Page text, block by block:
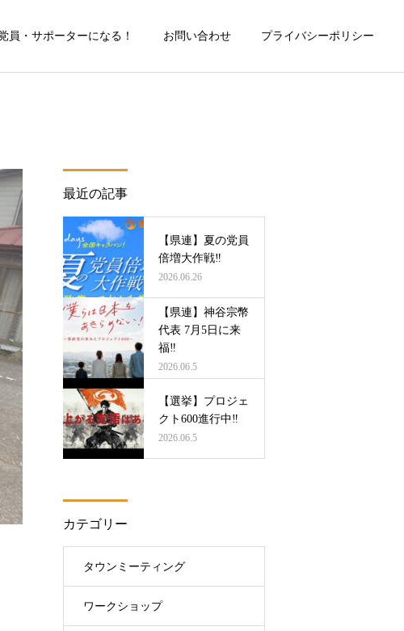
員・サポーターになる！ お問い合わせ プライバシーポリシー
【選挙】坂本かずひろ候補
当選‼
最近の記事
【県連】夏の党員
倍増大作戦‼
2026.06.26
【県連】神谷宗幣
代表 7月5日に来
福‼
2026.06.5
【選挙】プロジェ
クト600進行中‼
2026.06.5
カテゴリー
タウンミーティング
ワークショップ